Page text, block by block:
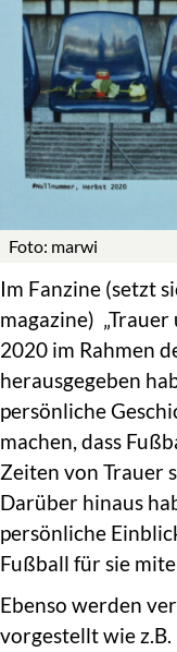
Foto: marwi
Im Fanzine (setzt
magazine)
2020 im Rahmen
herausgegeben
persönliche
machen, dass
Zeiten von Trauer
Darüber hinaus
persönliche
Fußball für sie
Ebenso werden
vorgestellt wie